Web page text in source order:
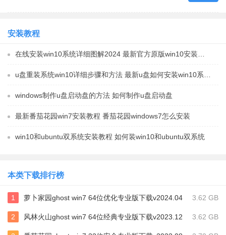
安装教程
在线安装win10系统详细图解2024 最新官方原版win10安装教程
u盘重装系统win10详细步骤和方法 最新u盘如何安装win10系统教程
windows制作u盘启动盘的方法 如何制作u盘启动盘
最新番茄花园win7安装教程 番茄花园windows7怎么安装
win10和ubuntu双系统安装教程 如何装win10和ubuntu双系统
本类下载排行榜
1 萝卜家园ghost win7 64位优化专业版下载v2024.04 3.62 GB
2 风林火山ghost win7 64位经典专业版下载v2023.12 3.62 GB